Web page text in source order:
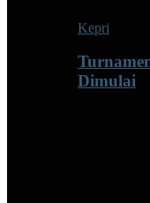
Kepri
Dimulai